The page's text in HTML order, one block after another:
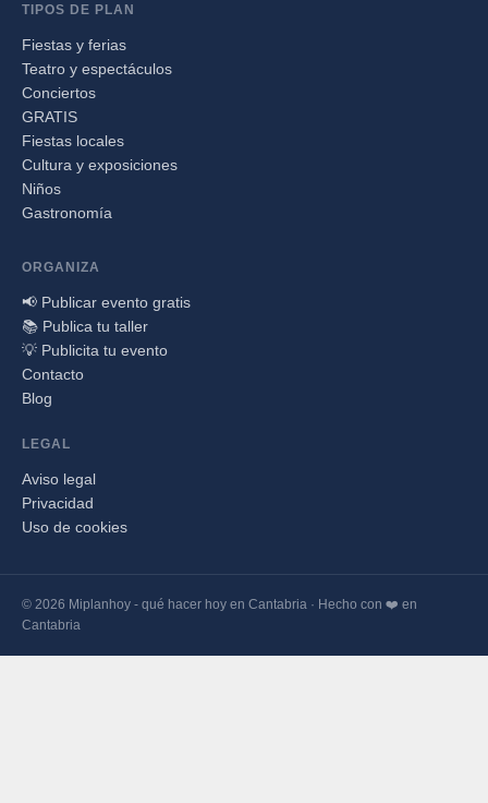
TIPOS DE PLAN
Fiestas y ferias
Teatro y espectáculos
Conciertos
GRATIS
Fiestas locales
Cultura y exposiciones
Niños
Gastronomía
ORGANIZA
📢 Publicar evento gratis
📚 Publica tu taller
💡 Publicita tu evento
Contacto
Blog
LEGAL
Aviso legal
Privacidad
Uso de cookies
© 2026 Miplanhoy - qué hacer hoy en Cantabria · Hecho con ❤️ en
Cantabria